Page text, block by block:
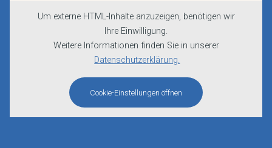
Um externe HTML-Inhalte anzuzeigen, benötigen wir
Ihre Einwilligung.
Weitere Informationen finden Sie in unserer
Datenschutzerklärung.
Cookie-Einstellungen öffnen